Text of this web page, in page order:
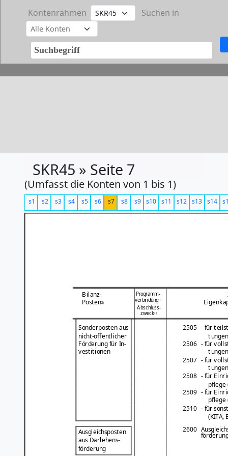
Kontenrahmen Suchen in
SKR45 » Seite 7
(Umfasst die Konten von 1 bis 1)
s1 s2 s3 s4 s5 s6 s7 s8 s9 s10 s11 s12 s13 s14
Bilanz- Programm-
verbindung4)
Posten2)
Abschluss-
zweck4)
Sonderposten aus 2505 - für
nicht-öffentlicher
Förderung für In-
2506 - für
vestitionen
2507 - für
2508 - für
pflege
2509 - für
pflege
2510 - für
(KITA,
2600
Ausgleichsposten
aus Darlehens-
förderung